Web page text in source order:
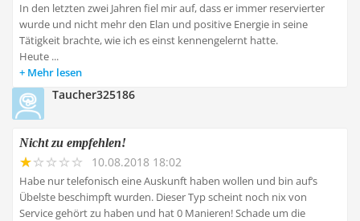
In den letzten zwei Jahren fiel mir auf, dass er immer reservierter
wurde und nicht mehr den Elan und positive Energie in seine
Tätigkeit brachte, wie ich es einst kennengelernt hatte.
Heute ...
Mehr lesen
Taucher325186
Nicht zu empfehlen!
10.08.2018 18:02
Habe nur telefonisch eine Auskunft haben wollen und bin auf‘s
Übelste beschimpft wurden. Dieser Typ scheint noch nix von
Service gehört zu haben und hat 0 Manieren! Schade um die